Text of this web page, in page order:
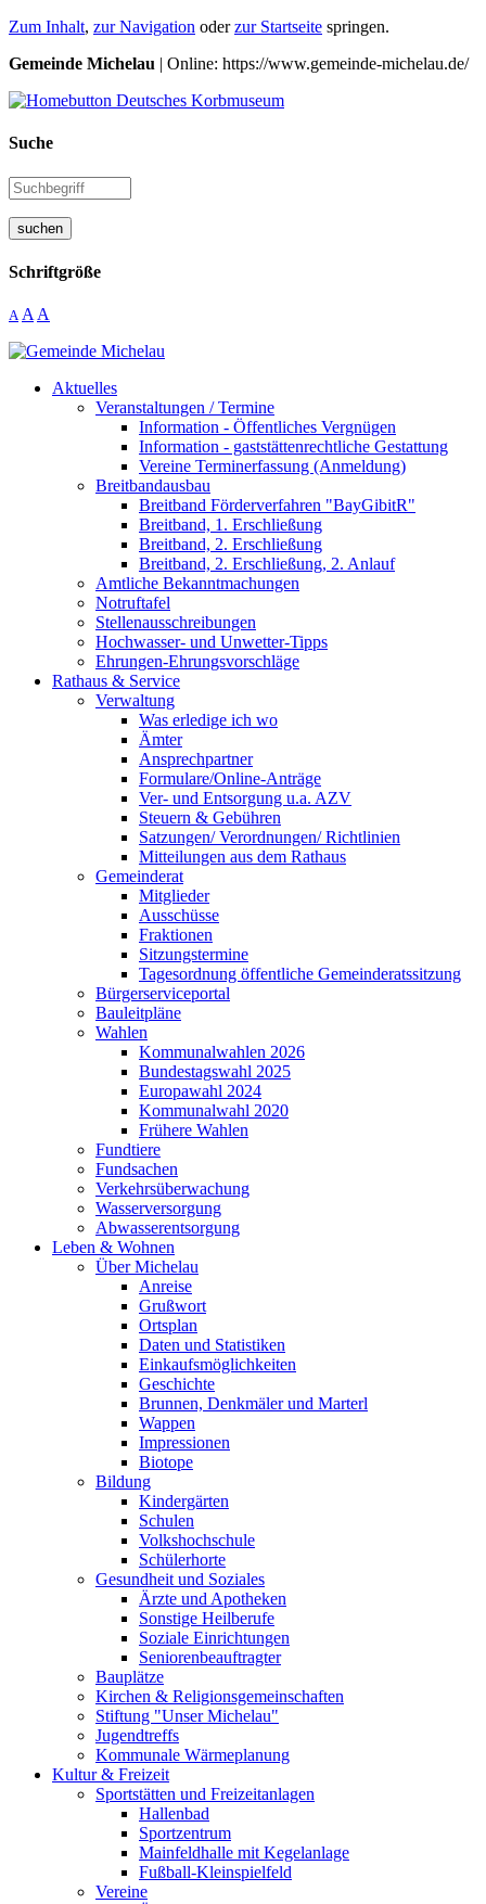
Zum Inhalt, zur Navigation oderzur Startseite springen.
Gemeinde Michelau | Online: https://www.gemeinde-michelau.de/
Suche
suchen
Schriftgröße
A A A
Aktuelles
Veranstaltungen / Termine
Information - Öffentliches Vergnügen
Information - gaststättenrechtliche Gestattung
Vereine Terminerfassung (Anmeldung)
Breitbandausbau
Breitband Förderverfahren "BayGibitR"
Breitband, 1. Erschließung
Breitband, 2. Erschließung
Breitband, 2. Erschließung, 2. Anlauf
Amtliche Bekanntmachungen
Notruftafel
Stellenausschreibungen
Hochwasser- und Unwetter-Tipps
Ehrungen-Ehrungsvorschläge
Rathaus & Service
Verwaltung
Was erledige ich wo
Ämter
Ansprechpartner
Formulare/Online-Anträge
Ver- und Entsorgung u.a. AZV
Steuern & Gebühren
Satzungen/ Verordnungen/ Richtlinien
Mitteilungen aus dem Rathaus
Gemeinderat
Mitglieder
Ausschüsse
Fraktionen
Sitzungstermine
Tagesordnung öffentliche Gemeinderatssitzung
Bürgerserviceportal
Bauleitpläne
Wahlen
Kommunalwahlen 2026
Bundestagswahl 2025
Europawahl 2024
Kommunalwahl 2020
Frühere Wahlen
Fundtiere
Fundsachen
Verkehrsüberwachung
Wasserversorgung
Abwasserentsorgung
Leben & Wohnen
Über Michelau
Anreise
Grußwort
Ortsplan
Daten und Statistiken
Einkaufsmöglichkeiten
Geschichte
Brunnen, Denkmäler und Marterl
Wappen
Impressionen
Biotope
Bildung
Kindergärten
Schulen
Volkshochschule
Schülerhorte
Gesundheit und Soziales
Ärzte und Apotheken
Sonstige Heilberufe
Soziale Einrichtungen
Seniorenbeauftragter
Bauplätze
Kirchen & Religionsgemeinschaften
Stiftung "Unser Michelau"
Jugendtreffs
Kommunale Wärmeplanung
Kultur & Freizeit
Sportstätten und Freizeitanlagen
Hallenbad
Sportzentrum
Mainfeldhalle mit Kegelanlage
Fußball-Kleinspielfeld
Vereine